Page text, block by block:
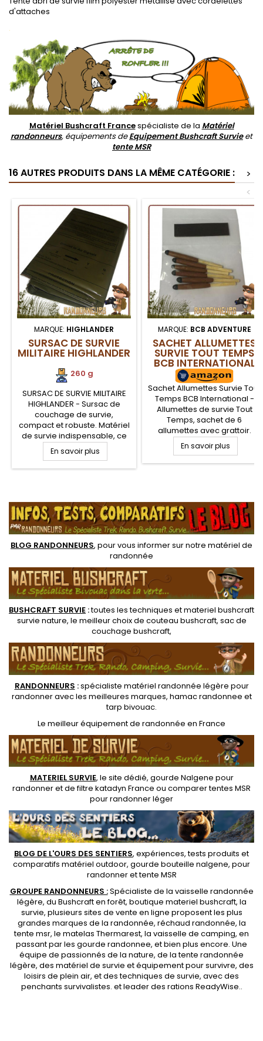
d'attaches
.
Matériel Bushcraft Francespécialiste de la Matériel
randonneurs, équipements deEquipement Bushcraft Survieet
tente MSR
16 AUTRES PRODUITS DANS LA MÊME CATÉGORIE :
>
<
MARQUE: HIGHLANDER
SURSAC DE SURVIE
MILITAIRE HIGHLANDER
260 g
SURSAC DE SURVIE MILITAIRE
HIGHLANDER - Sursac de
couchage de survie,
compact et robuste. Matériel
de survie indispensable, ce
sursac bivy bag de survie
militaire pour une personne
de couleur vert olive, vous
Marquage de notions de
survie sur le sac tel un guide
de survie grandeur nature
(inscriptions en...
En savoir plus
MARQUE: BCB ADVENTURE
SACHET ALLUMETTES
SURVIE TOUT TEMPS
BCB INTERNATIONAL
Sachet Allumettes Survie Tout
Temps BCB International -
Allumettes de survie Tout
Temps, sachet de 6
allumettes avec grattoir.
Matériel de survie
indispensable, les allumettes
tout temps brulent en plein
compléter votre boite
d'allumettes
En savoir plus
BLOG RANDONNEURS, pour vous informer sur notre matériel de
randonnée
BUSHCRAFT SURVIE :toutes les techniques etmateriel bushcraft
survie nature, le meilleur choix de couteau bushcraft, sac de
couchage bushcraft,
RANDONNEURS :spécialiste matériel randonnée légère pour
randonner avec les meilleures marques, hamac randonnee et
tarp bivouac.
Le meilleur équipement de randonnée en France
MATERIEL SURVIE, le site dédié, gourde Nalgene pour
randonneret defiltre katadyn France ou comparer tentes MSR
pour randonner léger
BLOG DE L'OURS DES SENTIERS, expériences, tests produits et
comparatifs matériel outdoor, gourde bouteille nalgene, pour
randonner ettente MSR
GROUPE RANDONNEURS :Spécialiste de la vaisselle randonnée
légère, du Bushcraft en forêt, boutique materiel bushcraft, la
survie, plusieurs sites de vente en ligne proposent les plus
grandes marques de la randonnée, réchaud randonnée, la
tente msr, le matelas Thermarest, la vaisselle de camping, en
passant par les gourde randonnee, et bien plus encore. Une
équipe de passionnés de la nature, de latente randonnée
légère, des matériel de survie et équipement pour survivre, des
loisirs de plein air, et des techniques de survie, avec des
penchants survivalistes. et leader des rations ReadyWise..